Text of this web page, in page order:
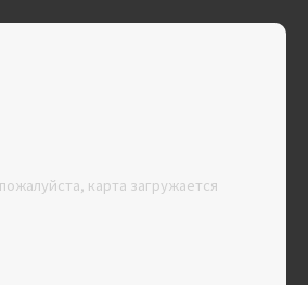
карта загружается